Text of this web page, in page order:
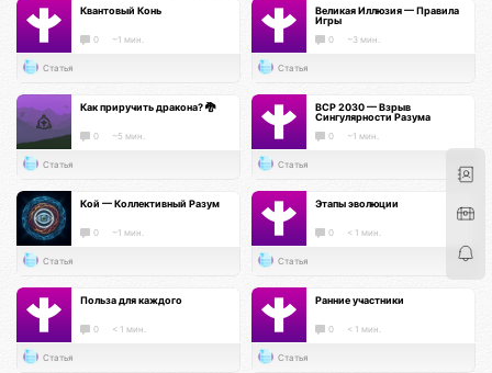
Квантовый Конь
0 ~1 мин.
Статья
Великая Иллюзия — Правила
Игры
0 ~3 мин.
Статья
Как приручить дракона? 🐉
0 ~5 мин.
Статья
ВСР 2030 — Взрыв
Сингулярности Разума
0 ~1 мин.
Статья
Кой — Коллективный Разум
0 ~1 мин.
Статья
Этапы эволюции
0 < 1 мин.
Статья
Польза для каждого
0 < 1 мин.
Статья
Ранние участники
0 < 1 мин.
Статья